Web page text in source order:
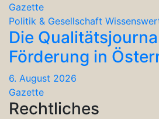
Gazette
Politik & Gesellschaft
Die
Förderung in
6. August 2026
Gazette
Rechtliches